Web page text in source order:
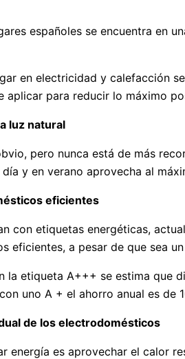
españoles se encuentra en
en electricidad y calefacción
aplicar para reducir lo máximo
luz natural
pero nunca está de más
y en verano aprovecha al
eficientes
con etiquetas energéticas,
eficientes, a pesar de que sea
la etiqueta A+++ se estima que
uno A + el ahorro anual es de
de los electrodomésticos
energía es aprovechar el calor